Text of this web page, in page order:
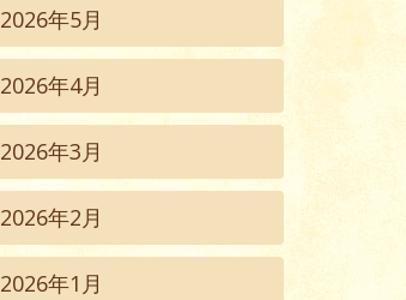
2026年5月
2026年4月
2026年3月
2026年2月
2026年1月